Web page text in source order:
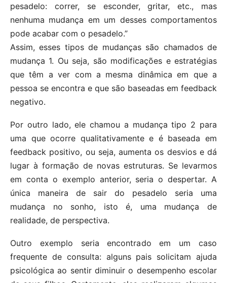
pesadelo: correr, se esconder, gritar, etc., mas
nenhuma mudança em um desses comportamentos
pode acabar com o pesadelo.”
Assim, esses tipos de mudanças são chamados de
mudança 1. Ou seja, são modificações e estratégias
que têm a ver com a mesma dinâmica em que a
pessoa se encontra e que são baseadas em feedback
negativo.
Por outro lado, ele chamou a mudança tipo 2 para
uma que ocorre qualitativamente e é baseada em
feedback positivo, ou seja, aumenta os desvios e dá
lugar à formação de novas estruturas. Se levarmos
em conta o exemplo anterior, seria o despertar. A
única maneira de sair do pesadelo seria uma
mudança no sonho, isto é, uma mudança de
realidade, de perspectiva.
Outro exemplo seria encontrado em um caso
frequente de consulta: alguns pais solicitam ajuda
psicológica ao sentir diminuir o desempenho escolar